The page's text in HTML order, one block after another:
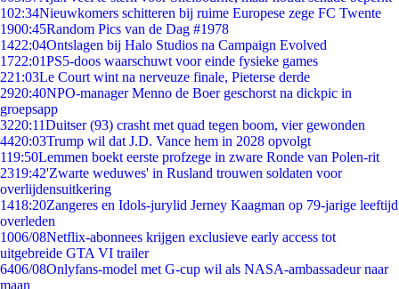
102:34Nieuwkomers schitteren bij ruime Europese zege FC Twente
1900:45Random Pics van de Dag #1978
1422:04Ontslagen bij Halo Studios na Campaign Evolved
1722:01PS5-doos waarschuwt voor einde fysieke games
221:03Le Court wint na nerveuze finale, Pieterse derde
2920:40NPO-manager Menno de Boer geschorst na dickpic in
groepsapp
3220:11Duitser (93) crasht met quad tegen boom, vier gewonden
4420:03Trump wil dat J.D. Vance hem in 2028 opvolgt
119:50Lemmen boekt eerste profzege in zware Ronde van Polen-rit
2319:42'Zwarte weduwes' in Rusland trouwen soldaten voor
overlijdensuitkering
1418:20Zangeres en Idols-jurylid Jerney Kaagman op 79-jarige leeftijd
overleden
1006/08Netflix-abonnees krijgen exclusieve early access tot
uitgebreide GTA VI trailer
6406/08Onlyfans-model met G-cup wil als NASA-ambassadeur naar
maan